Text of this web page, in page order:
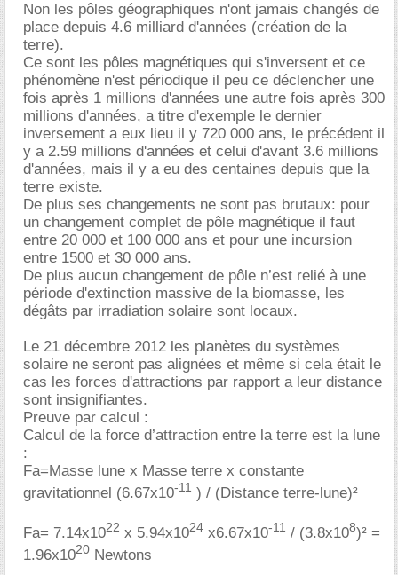
Non les pôles géographiques n'ont jamais changés de
place depuis 4.6 milliard d'années (création de la
terre).
Ce sont les pôles magnétiques qui s'inversent et ce
phénomène n'est périodique il peu ce déclencher une
fois après 1 millions d'années une autre fois après 300
millions d'années, a titre d'exemple le dernier
inversement a eux lieu il y 720 000 ans, le précédent il
y a 2.59 millions d'années et celui d'avant 3.6 millions
d'années, mais il y a eu des centaines depuis que la
terre existe.
De plus ses changements ne sont pas brutaux: pour
un changement complet de pôle magnétique il faut
entre 20 000 et 100 000 ans et pour une incursion
entre 1500 et 30 000 ans.
De plus aucun changement de pôle n’est relié à une
période d'extinction massive de la biomasse, les
dégâts par irradiation solaire sont locaux.
Le 21 décembre 2012 les planètes du systèmes
solaire ne seront pas alignées et même si cela était le
cas les forces d'attractions par rapport a leur distance
sont insignifiantes.
Preuve par calcul :
Calcul de la force d’attraction entre la terre est la lune
:
Fa=Masse lune x Masse terre x constante
gravitationnel (6.67x10-11 ) / (Distance terre-lune)²
Fa= 7.14x1022 x 5.94x1024 x6.67x10-11 / (3.8x108)² =
1.96x1020 Newtons